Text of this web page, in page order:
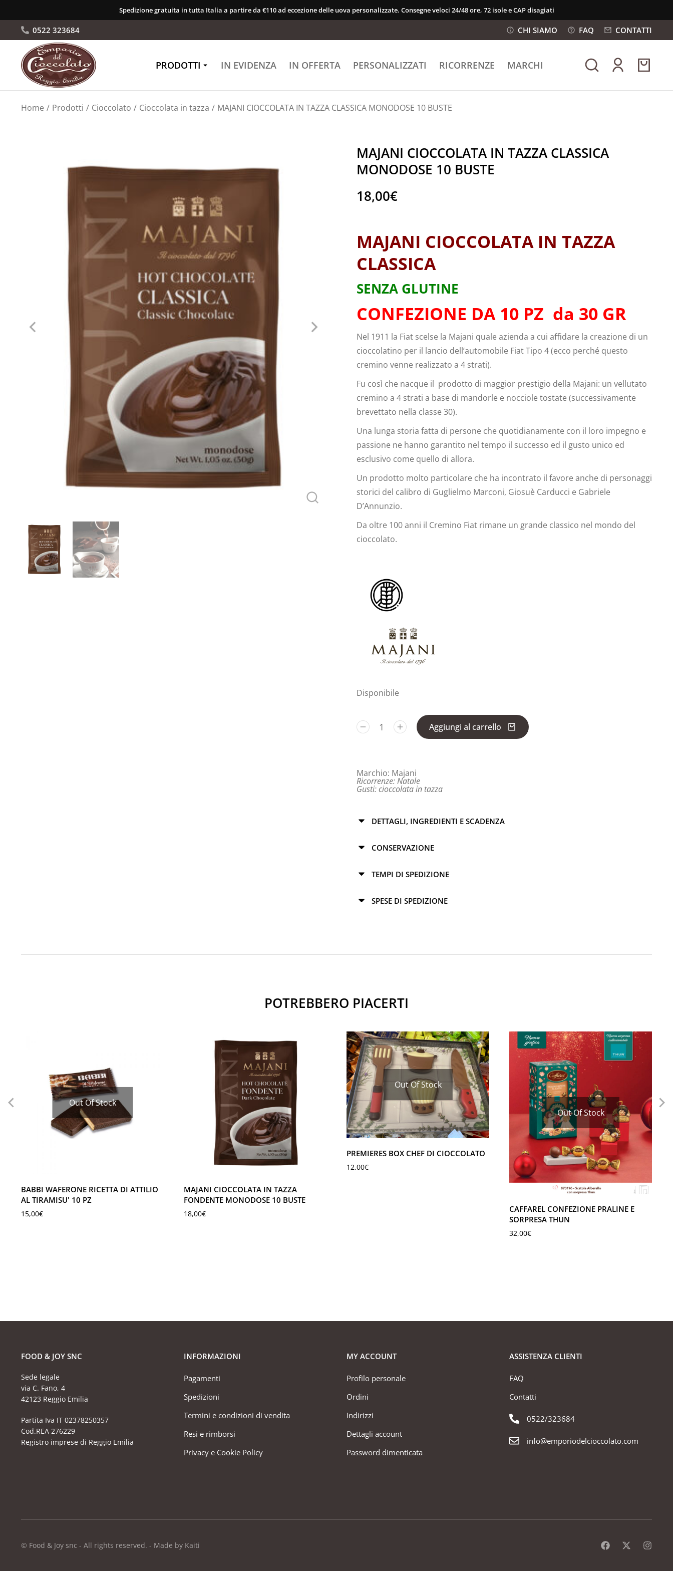
Spedizione gratuita in tutta Italia a partire da €110 ad eccezione delle uova personalizzate. Consegne veloci 24/48 ore, 72 isole e CAP disagiati
0522 323684 CHI SIAMO FAQ CONTATTI
PRODOTTI IN EVIDENZA IN OFFERTA PERSONALIZZATI RICORRENZE MARCHI
Tu sei qui:
Home Prodotti Cioccolato Cioccolata in tazza MAJANI CIOCCOLATA IN TAZZA CLASSICA MONODOSE 10 BUSTE
MAJANI CIOCCOLATA IN TAZZA CLASSICA
MONODOSE 10 BUSTE
18,00€
MAJANI CIOCCOLATA IN TAZZA
CLASSICA
SENZA GLUTINE
CONFEZIONE DA 10 PZ da 30 GR
Nel 1911 la Fiat scelse la Majani quale azienda a cui affidare la creazione di un
cioccolatino per il lancio dell’automobile Fiat Tipo 4 (ecco perché questo
cremino venne realizzato a 4 strati).
Fu così che nacque il prodotto di maggior prestigio della Majani: un vellutato
cremino a 4 strati a base di mandorle e nocciole tostate (successivamente
brevettato nella classe 30).
Una lunga storia fatta di persone che quotidianamente con il loro impegno e
passione ne hanno garantito nel tempo il successo ed il gusto unico ed
esclusivo come quello di allora.
Un prodotto molto particolare che ha incontrato il favore anche di personaggi
storici del calibro di Guglielmo Marconi, Giosuè Carducci e Gabriele
D’Annunzio.
Da oltre 100 anni il Cremino Fiat rimane un grande classico nel mondo del
cioccolato.
Disponibile
Aggiungi al carrello
Marchio: Majani
Ricorrenze:Natale
Gusti:cioccolata in tazza
DETTAGLI, INGREDIENTI E SCADENZA
CONSERVAZIONE
TEMPI DI SPEDIZIONE
SPESE DI SPEDIZIONE
POTREBBERO PIACERTI
Out Of Stock
BABBI WAFERONE RICETTA DI ATTILIO
AL TIRAMISU' 10 PZ
15,00€
MAJANI CIOCCOLATA IN TAZZA
FONDENTE MONODOSE 10 BUSTE
18,00€
Out Of Stock
PREMIERES BOX CHEF DI CIOCCOLATO
12,00€
Out Of Stock
CAFFAREL CONFEZIONE PRALINE E
SORPRESA THUN
32,00€
FOOD & JOY SNC
Sede legale
via C. Fano, 4
42123 Reggio Emilia
Partita Iva IT 02378250357
Cod.REA 276229
Registro imprese di Reggio Emilia
INFORMAZIONI
Pagamenti
Spedizioni
Termini e condizioni di vendita
Resi e rimborsi
Privacy e Cookie Policy
MY ACCOUNT
Profilo personale
Ordini
Indirizzi
Dettagli account
Password dimenticata
ASSISTENZA CLIENTI
FAQ
Contatti
0522/323684
info@emporiodelcioccolato.com
© Food & Joy snc - All rights reserved. - Made by Kaiti